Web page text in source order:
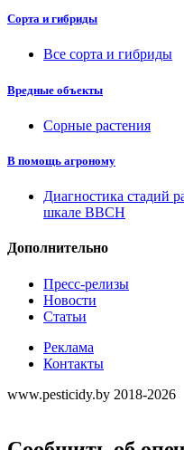
Сорта и гибриды
Все сорта и гибриды
Вредные объекты
Сорные растения
В помощь агроному
Диагностика стадий
шкале ВВСН
Дополнительно
Пресс-релизы
Новости
Статьи
Реклама
Контакты
www.pesticidy.by 2018-2026